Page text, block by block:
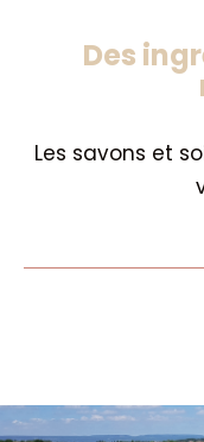
Des
Les savons et